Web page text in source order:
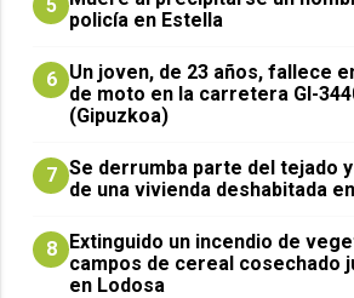
5
policía en Estella
6 Un joven, de 23 años, fallece
de moto en la carretera GI-
(Gipuzkoa)
7 Se derrumba parte del tejado
de una vivienda deshabitada
8 Extinguido un incendio de
campos de cereal cosechado
en Lodosa